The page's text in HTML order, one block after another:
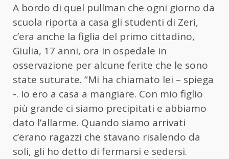
A bordo di quel pullman che ogni giorno da
scuola riporta a casa gli studenti di Zeri,
c’era anche la figlia del primo cittadino,
Giulia, 17 anni, ora in ospedale in
osservazione per alcune ferite che le sono
state suturate. “Mi ha chiamato lei – spiega
-. Io ero a casa a mangiare. Con mio figlio
più grande ci siamo precipitati e abbiamo
dato l’allarme. Quando siamo arrivati
c’erano ragazzi che stavano risalendo da
soli, gli ho detto di fermarsi e sedersi.